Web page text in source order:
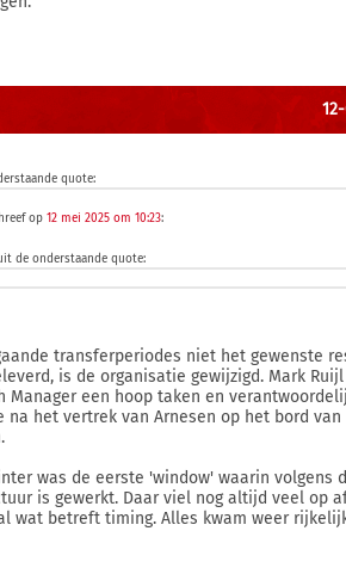
quote:
op 12 mei 2025 om 10:23:
de onderstaande quote:
transferperiodes niet het gewenste
is de organisatie gewijzigd. Mark
Manager een hoop taken en
na het vertrek van Arnesen op het bord van
was de eerste 'window' waarin volgens
is gewerkt. Daar viel nog altijd veel op
wat betreft timing. Alles kwam weer